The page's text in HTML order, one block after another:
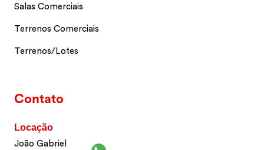
Salas Comerciais
Terrenos Comerciais
Terrenos/Lotes
Contato
Locação
João Gabriel